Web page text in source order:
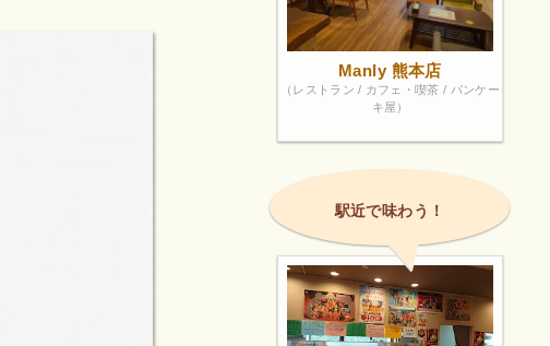
Manly 熊本店
（レストラン / カフェ・喫茶 / パンケー
キ屋）
駅近で味わう！